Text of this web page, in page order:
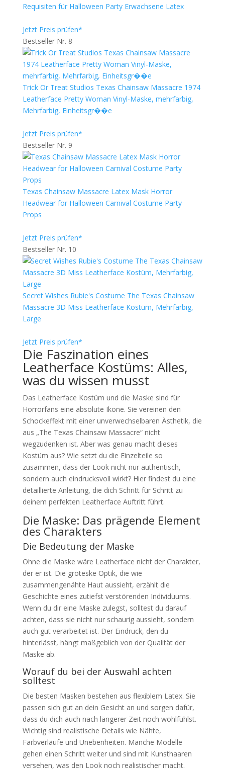
Requisiten für Halloween Party Erwachsene Latex
Jetzt Preis prüfen*
Bestseller Nr. 8
Trick Or Treat Studios Texas Chainsaw Massacre 1974
Leatherface Pretty Woman Vinyl-Maske, mehrfarbig,
Mehrfarbig, Einheitsgr��e
Jetzt Preis prüfen*
Bestseller Nr. 9
Texas Chainsaw Massacre Latex Mask Horror
Headwear for Halloween Carnival Costume Party
Props
Jetzt Preis prüfen*
Bestseller Nr. 10
Secret Wishes Rubie's Costume The Texas Chainsaw
Massacre 3D Miss Leatherface Kostüm, Mehrfarbig,
Large
Jetzt Preis prüfen*
Die Faszination eines
Leatherface Kostüms: Alles,
was du wissen musst
Das Leatherface Kostüm und die Maske sind für
Horrorfans eine absolute Ikone. Sie vereinen den
Schockeffekt mit einer unverwechselbaren Ästhetik, die
aus „The Texas Chainsaw Massacre“ nicht
wegzudenken ist. Aber was genau macht dieses
Kostüm aus? Wie setzt du die Einzelteile so
zusammen, dass der Look nicht nur authentisch,
sondern auch eindrucksvoll wirkt? Hier findest du eine
detaillierte Anleitung, die dich Schritt für Schritt zu
deinem perfekten Leatherface Auftritt führt.
Die Maske: Das prägende Element
des Charakters
Die Bedeutung der Maske
Ohne die Maske wäre Leatherface nicht der Charakter,
der er ist. Die groteske Optik, die wie
zusammengenähte Haut aussieht, erzählt die
Geschichte eines zutiefst verstörenden Individuums.
Wenn du dir eine Maske zulegst, solltest du darauf
achten, dass sie nicht nur schaurig aussieht, sondern
auch gut verarbeitet ist. Der Eindruck, den du
hinterlässt, hängt maßgeblich von der Qualität der
Maske ab.
Worauf du bei der Auswahl achten
solltest
Die besten Masken bestehen aus flexiblem Latex. Sie
passen sich gut an dein Gesicht an und sorgen dafür,
dass du dich auch nach längerer Zeit noch wohlfühlst.
Wichtig sind realistische Details wie Nähte,
Farbverläufe und Unebenheiten. Manche Modelle
gehen einen Schritt weiter und sind mit Kunsthaaren
versehen, was den Look noch realistischer macht.